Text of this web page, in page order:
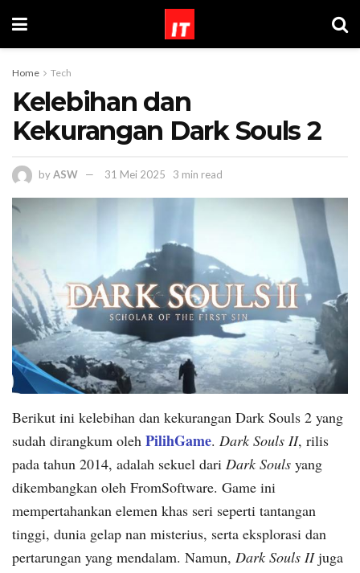
Home Tech
Kelebihan dan
Kekurangan Dark Souls 2
byASW 31 Mei 2025 3 min read
Berikut ini kelebihan dan kekurangan Dark Souls 2 yang
sudah dirangkum oleh PilihGame. Dark Souls II, rilis
pada tahun 2014, adalah sekuel dari Dark Souls yang
dikembangkan oleh FromSoftware. Game ini
mempertahankan elemen khas seri seperti tantangan
tinggi, dunia gelap nan misterius, serta eksplorasi dan
pertarungan yang mendalam. Namun, Dark Souls IIjuga